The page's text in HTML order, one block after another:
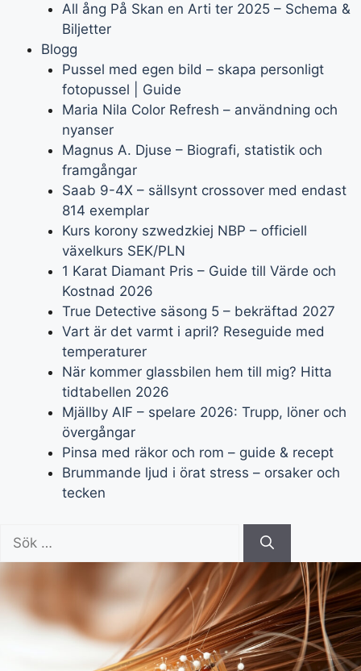
All ång På Skan en Arti ter 2025 – Schema &
Biljetter
Blogg
Pussel med egen bild – skapa personligt
fotopussel | Guide
Maria Nila Color Refresh – användning och
nyanser
Magnus A. Djuse – Biografi, statistik och
framgångar
Saab 9-4X – sällsynt crossover med endast
814 exemplar
Kurs korony szwedzkiej NBP – officiell
växelkurs SEK/PLN
1 Karat Diamant Pris – Guide till Värde och
Kostnad 2026
True Detective säsong 5 – bekräftad 2027
Vart är det varmt i april? Reseguide med
temperaturer
När kommer glassbilen hem till mig? Hitta
tidtabellen 2026
Mjällby AIF – spelare 2026: Trupp, löner och
övergångar
Pinsa med räkor och rom – guide & recept
Brummande ljud i örat stress – orsaker och
tecken
efter: